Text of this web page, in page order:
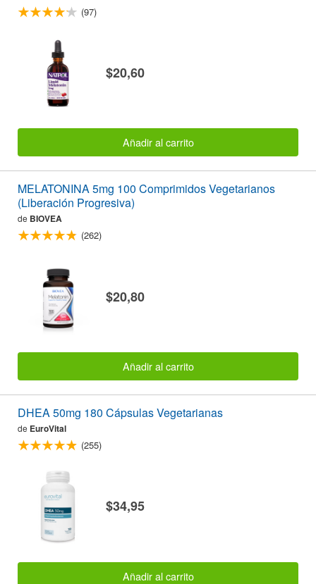
(97)
$20,60
Añadir al carrito
MELATONINA 5mg 100 Comprimidos Vegetarianos
(Liberación Progresiva)
de BIOVEA
(262)
$20,80
Añadir al carrito
DHEA 50mg 180 Cápsulas Vegetarianas
de EuroVital
(255)
$34,95
Añadir al carrito